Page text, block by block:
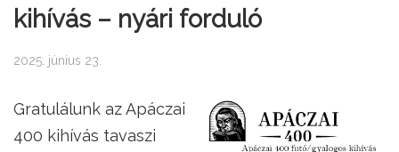
kihívás – nyári forduló
2025. június 23.
Gratulálunk az Apáczai
400 kihívás tavaszi